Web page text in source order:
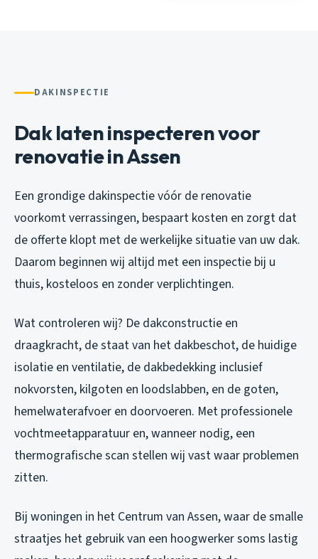
DAKINSPECTIE
Dak laten inspecteren voor
renovatie in Assen
Een grondige dakinspectie vóór de renovatie
voorkomt verrassingen, bespaart kosten en zorgt dat
de offerte klopt met de werkelijke situatie van uw dak.
Daarom beginnen wij altijd met een inspectie bij u
thuis, kosteloos en zonder verplichtingen.
Wat controleren wij? De dakconstructie en
draagkracht, de staat van het dakbeschot, de huidige
isolatie en ventilatie, de dakbedekking inclusief
nokvorsten, kilgoten en loodslabben, en de goten,
hemelwaterafvoer en doorvoeren. Met professionele
vochtmeetapparatuur en, wanneer nodig, een
thermografische scan stellen wij vast waar problemen
zitten.
Bij woningen in het Centrum van Assen, waar de smalle
straatjes het gebruik van een hoogwerker soms lastig